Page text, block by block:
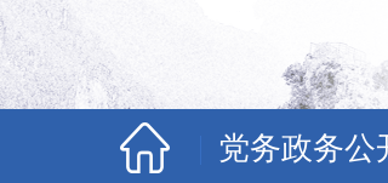
党务政务公